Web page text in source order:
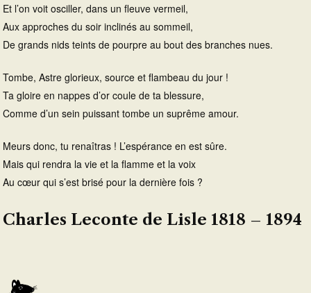
Et l’on voit osciller, dans un fleuve vermeil,
Aux approches du soir inclinés au sommeil,
De grands nids teints de pourpre au bout des branches nues.
Tombe, Astre glorieux, source et flambeau du jour !
Ta gloire en nappes d’or coule de ta blessure,
Comme d’un sein puissant tombe un suprême amour.
Meurs donc, tu renaîtras ! L’espérance en est sûre.
Mais qui rendra la vie et la flamme et la voix
Au cœur qui s’est brisé pour la dernière fois ?
Charles Leconte de Lisle 1818 – 1894